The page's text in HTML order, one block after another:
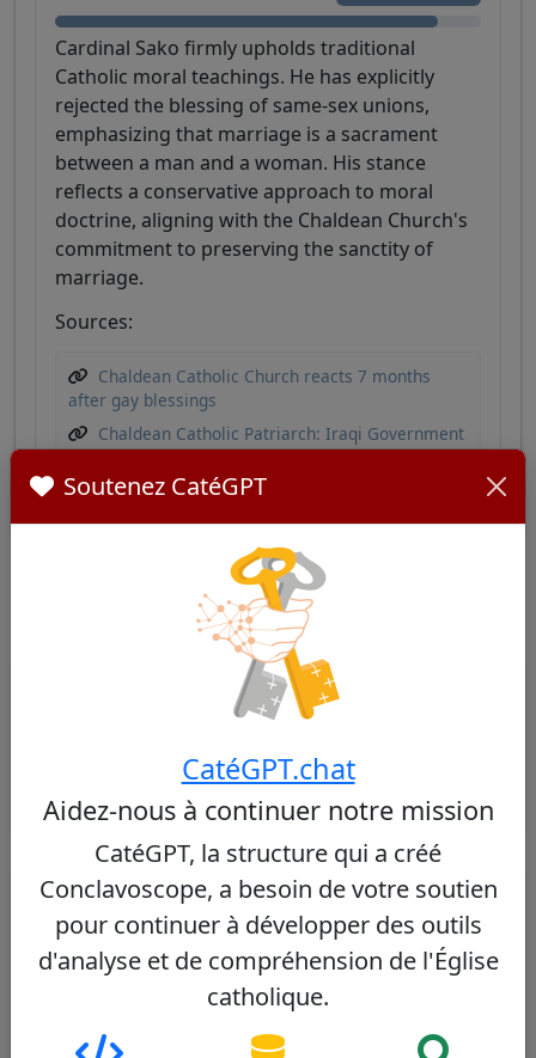
Cardinal Sako firmly upholds traditional
Catholic moral teachings. He has explicitly
rejected the blessing of same-sex unions,
emphasizing that marriage is a sacrament
between a man and a woman. His stance
reflects a conservative approach to moral
doctrine, aligning with the Chaldean Church's
commitment to preserving the sanctity of
marriage.
Sources:
Chaldean Catholic Church reacts 7 months
after gay blessings
Chaldean Catholic Patriarch: Iraqi Government
Must Support Christians
Cardinaux Similaires
Autres cardinaux de Iraq
Aucun cardinal similaire trouvé
Autres cardinaux du même consistoire
76/100
Désiré Tsarahazana
Soutenez CatéGPT
CatéGPT.chat
Aidez-nous à continuer notre mission
CatéGPT, la structure qui a créé
Conclavoscope, a besoin de votre soutien
pour continuer à développer des outils
d'analyse et de compréhension de l'Église
catholique.